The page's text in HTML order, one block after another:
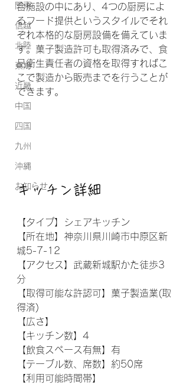
関東
信越
北陸
東海
近畿
中国
四国
九州
沖縄
お知らせ
合施設の中にあり、4つの厨房によ
るフード提供というスタイルでそれ
ぞれ本格的な厨房設備を備えていま
す。菓子製造許可も取得済みで、食
品衛生責任者の資格を取得すればこ
こで製造から販売までを行うことが
できます。
キッチン詳細
【タイプ】シェアキッチン
【所在地】神奈川県川崎市中原区新
城5-7-12
【アクセス】武蔵新城駅かた徒歩3
分
【取得可能な許認可】菓子製造業(取
得済)
【広さ】
【キッチン数】4
【飲食スペース有無】有
【テーブル数、席数】約50席
【利用可能時間帯】